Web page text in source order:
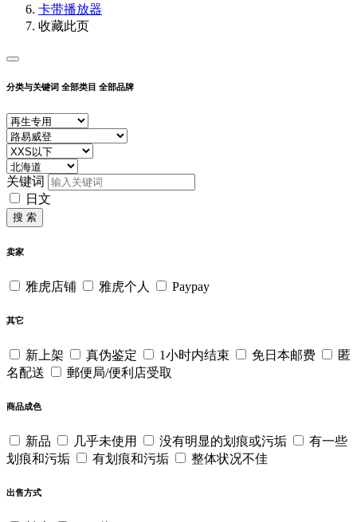
卡带播放器
收藏此页
分类与关键词 全部类目 全部品牌
关键词
日文
搜 索
卖家
雅虎店铺 雅虎个人 Paypay
其它
新上架 真伪鉴定 1小时内结束 免日本邮费
匿
名配送
郵便局/便利店受取
商品成色
新品 几乎未使用 没有明显的划痕或污垢
有一些
划痕和污垢
有划痕和污垢 整体状况不佳
出售方式